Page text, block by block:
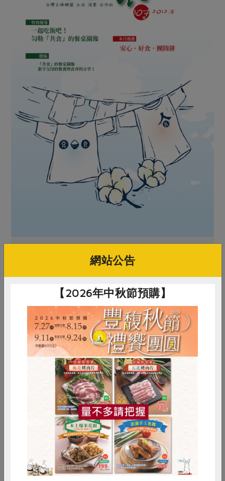
素食專區
樂齡友善
社務會議 地區活動
活動報下載
原文刊登於 2012年8月107期
一起吃飯吧！勾勒「共食」的餐桌圖像
推薦閱讀
RPET 食譜 減硝酸鹽
雞蛋 食安 共同購買
網站公告
【2026年中秋節預購】